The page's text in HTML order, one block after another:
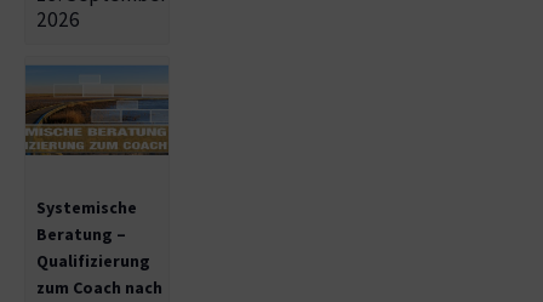
2026
Systemische
Beratung –
Qualifizierung
zum Coach nach